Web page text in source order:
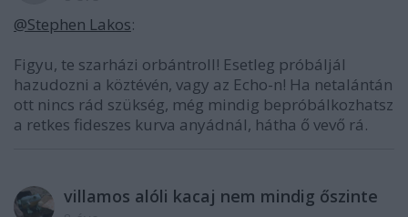
@Stephen Lakos:
Figyu, te szarházi orbántroll! Esetleg próbáljál
hazudozni a köztévén, vagy az Echo-n! Ha netalántán
ott nincs rád szükség, még mindig bepróbálkozhatsz
a retkes fideszes kurva anyádnál, hátha ő vevő rá.
villamos alóli kacaj nem mindig őszinte